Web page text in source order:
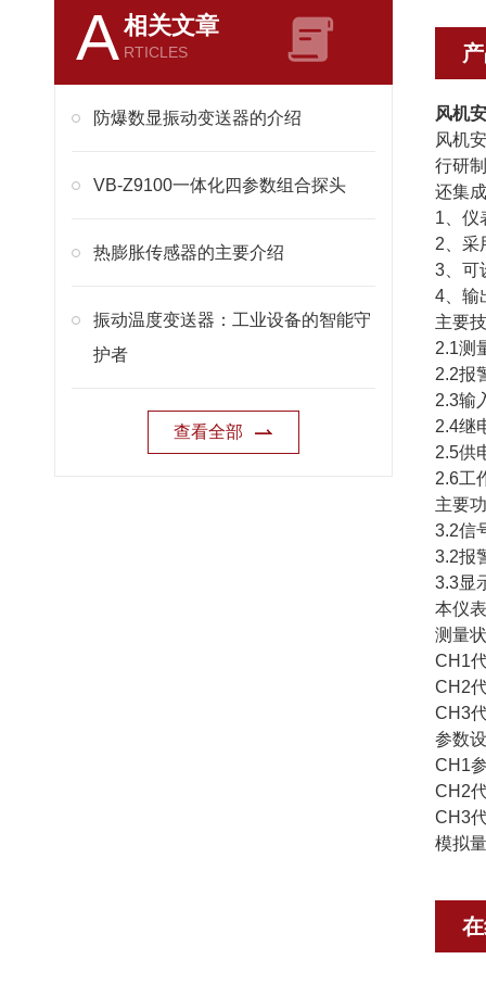
A相关文章
RTICLES
防爆数显振动变送器的介绍
VB-Z9100一体化四参数组合探头
热膨胀传感器的主要介绍
振动温度变送器：工业设备的智能守
护者
查看全部
风机
风机
行研
还集
1、仪
2、采
3、可
4、输
主要
2.1测
2.2报
2.3输
2.4继
2.5供
2.6工
主要
3.2信
3.2报
3.3显
本仪
测量
CH1
CH2
CH3
参数
CH1
CH2
CH3
模拟